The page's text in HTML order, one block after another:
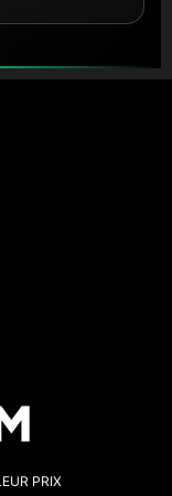
PRIX